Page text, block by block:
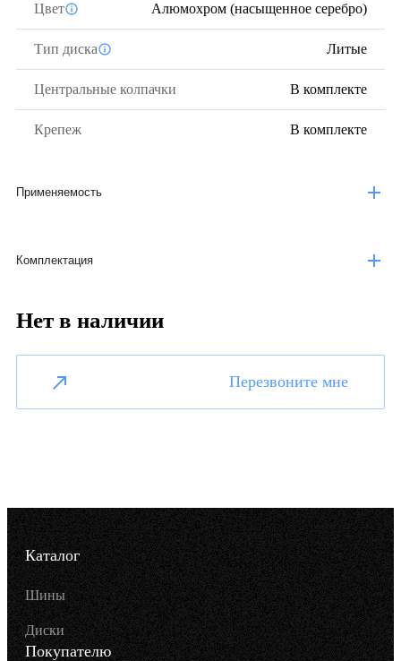
Цвет Алюмохром (насыщенное серебро)
Тип диска Литые
Центральные колпачки В комплекте
Крепеж В комплекте
Применяемость
Комплектация
Нет в наличии
Перезвоните мне
Каталог
Шины
Диски
Покупателю